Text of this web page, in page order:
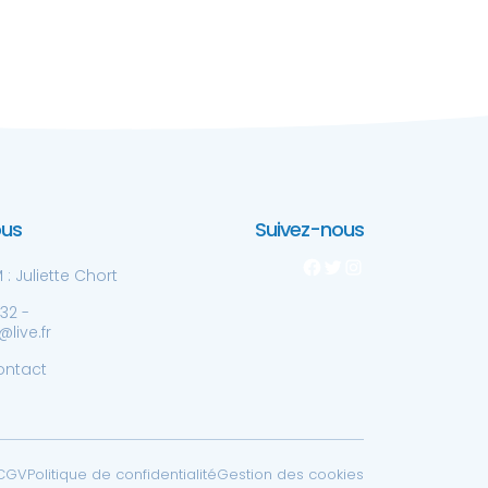
: Juliette Chort
-
Suivez-nous
Politique de confidentialitéGestion des cookies